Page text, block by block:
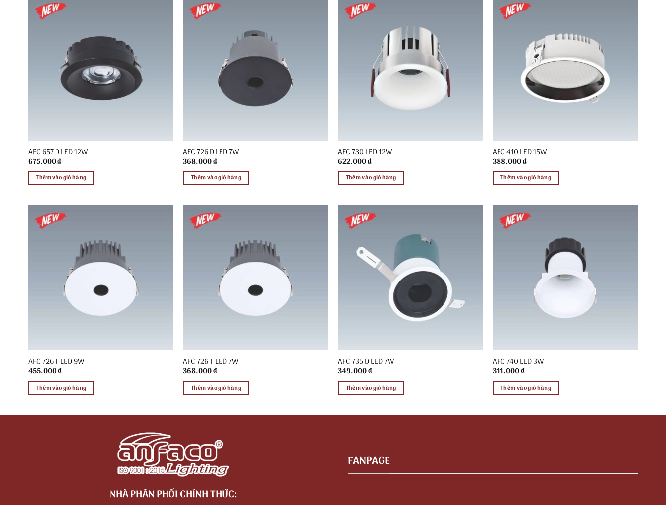
AFC 657 D LED 12W
675.000₫
Thêm vào giỏ hàng
AFC 726 D LED 7W
368.000₫
Thêm vào giỏ hàng
AFC 730 LED 12W
622.000₫
Thêm vào giỏ hàng
AFC 410 LED 15W
388.000₫
Thêm vào giỏ hàng
AFC 726 T LED 9W
455.000₫
Thêm vào giỏ hàng
AFC 726 T LED 7W
368.000₫
Thêm vào giỏ hàng
AFC 735 D LED 7W
349.000₫
Thêm vào giỏ hàng
AFC 740 LED 3W
311.000₫
Thêm vào giỏ hàng
NHÀ PHÂN PHỐI CHÍNH THỨC:
FANPAGE